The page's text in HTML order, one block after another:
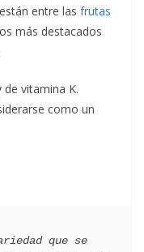
entre las frutas
más destacados
de vitamina K.
como un
que se